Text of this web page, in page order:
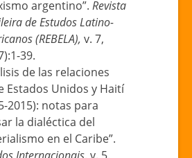
argentino”. Revista
de Estudos Latino-
(REBELA), v. 7,
39.
de las relaciones
Estados Unidos y Haití
2015): notas para
la dialéctica del
en el Caribe”.